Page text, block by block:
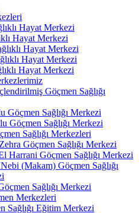
Hayat Merkezi
Hayat Merkezi
Hayat Merkezi
Hayat Merkezi
Hayat Merkezi
Göçmen Sağlığı
Göçmen Sağlığı Merkezi
Göçmen Sağlığı Merkezi
Sağlığı Merkezleri
Göçmen Sağlığı Merkezi
Harrani Göçmen Sağlığı Merkezi
(Makam) Göçmen Sağlığı
Sağlığı Merkezi
Merkezleri
Sağlığı Eğitim Merkezi